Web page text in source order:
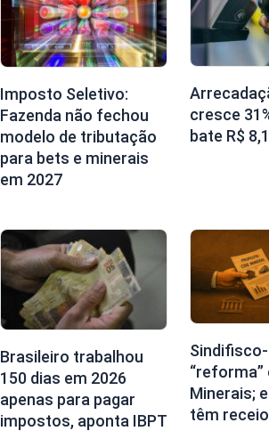
Imposto Seletivo:
Fazenda não fechou
modelo de tributação
para bets e minerais
em 2027
cresce
bate R$
Brasileiro trabalhou
150 dias em 2026
apenas para pagar
impostos, aponta IBPT
“reforma”
Minerais;
têm receio